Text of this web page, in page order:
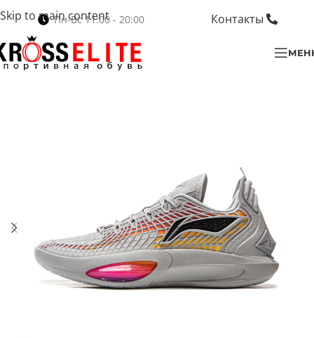
Skip to main content
Пн-Вс 11:00 - 20:00 Контакты